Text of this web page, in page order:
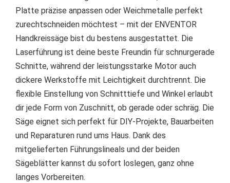
Platte präzise anpassen oder Weichmetalle perfekt
zurechtschneiden möchtest – mit der ENVENTOR
Handkreissäge bist du bestens ausgestattet. Die
Laserführung ist deine beste Freundin für schnurgerade
Schnitte, während der leistungsstarke Motor auch
dickere Werkstoffe mit Leichtigkeit durchtrennt. Die
flexible Einstellung von Schnitttiefe und Winkel erlaubt
dir jede Form von Zuschnitt, ob gerade oder schräg. Die
Säge eignet sich perfekt für DIY-Projekte, Bauarbeiten
und Reparaturen rund ums Haus. Dank des
mitgelieferten Führungslineals und der beiden
Sägeblätter kannst du sofort loslegen, ganz ohne
langes Vorbereiten.